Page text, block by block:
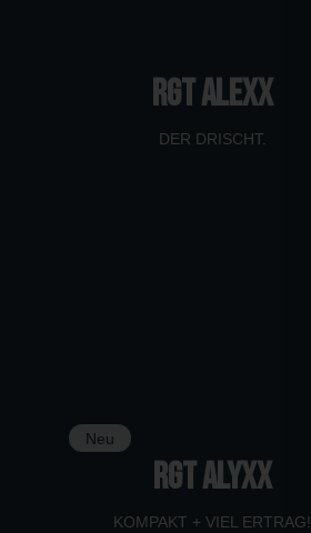
RGT ALEXX
DER DRISCHT.
Neu
RGT ALYXX
KOMPAKT + VIEL ERTRAG!